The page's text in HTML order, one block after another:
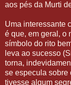
aos pés da Murti
Uma interessante
é que, em geral, o
símbolo do rito
leva ao sucesso
torna,
se especula sobre
tivesse algum